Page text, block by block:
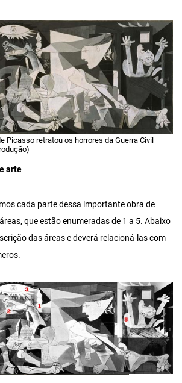
Picasso retratou os horrores da Guerra Civil
arte
cada parte dessa importante obra de
que estão enumeradas de 1 a 5. Abaixo
das áreas e deverá relacioná-las com